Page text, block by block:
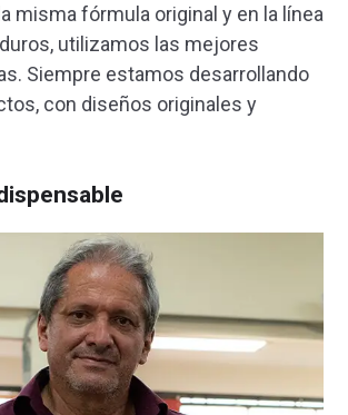
misma fórmula original y en la línea
utilizamos las mejores
Siempre estamos desarrollando
con diseños originales y